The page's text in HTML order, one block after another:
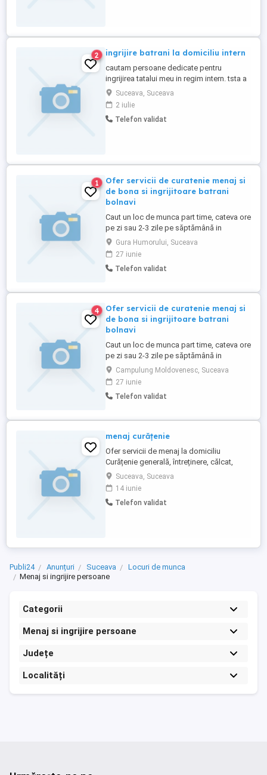
2 ingrijire batrani la domiciliu intern
cautam persoane dedicate pentru
ingrijirea tatalui meu in regim intern. tsta a
suferit un avc acum 5 ani, are 85 de ani,
semimobil. sintem in suceava oras locuim
la casa, in oras astept mesaje pt a discuta
detaliile in privat
Suceava, Suceava
2 iulie
Telefon validat
1
Ofer servicii de curatenie menaj si
de bona si ingrijitoare batrani
bolnavi
Caut un loc de munca part time, cateva ore
pe zi sau 2-3 zile pe săptămână in
domeniul curateniei sau in avea grija de
copii sau batrani bolnavi.
Gura Humorului, Suceava
27 iunie
Telefon validat
4
Ofer servicii de curatenie menaj si
de bona si ingrijitoare batrani
bolnavi
Caut un loc de munca part time, cateva ore
pe zi sau 2-3 zile pe săptămână in
domeniul curateniei sau in avea grija de
copii sau batrani bolnavi.
Campulung Moldovenesc, Suceava
27 iunie
Telefon validat
menaj curățenie
Ofer servicii de menaj la domiciliu
Curățenie generală, întreținere, călcat,
curățenie după renovare. Sunt serioasă,
punctuală și atentă la detalii.
Suceava, Suceava
14 iunie
Telefon validat
Publi24 Anunțuri Suceava
Locuri de munca
Menaj si ingrijire persoane
Categorii
Menaj si ingrijire persoane
Județe
Localități